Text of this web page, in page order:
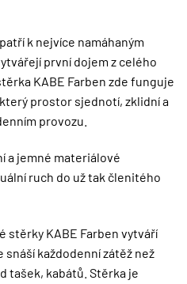
k nejvíce namáhaným
první dojem z celého
KABE Farben zde funguje
prostor sjednotí, zklidní a
provozu.
a jemné materiálové
ruch do už tak členitého
stěrky KABE Farben vytváří
každodenní zátěž než
tašek, kabátů. Stěrka je